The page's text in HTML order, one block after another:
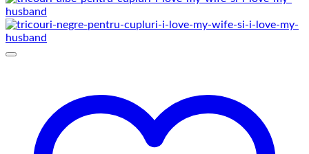
129,00 lei